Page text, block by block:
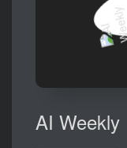
AI Weekly